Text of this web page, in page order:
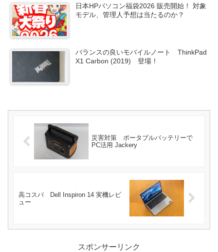
日本HPパソコン福袋2026 販売開始！ 対象
モデル、管理人予想は当たるのか？
バランスの良いモバイルノート ThinkPad
X1 Carbon (2019) 登場！
災害対策 ポータブルバッテリーで
PC活用 Jackery
高コスパ Dell Inspiron 14 実機レビ
ュー
スポンサーリンク